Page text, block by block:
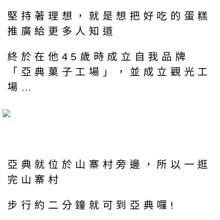
堅持著理想，就是想把好吃的蛋糕
推廣給更多人知道
終於在他45歲時成立自我品牌
「亞典菓子工場」，並成立觀光工
場…
亞典就位於山寨村旁邊，所以一逛
完山寨村
步行約二分鐘就可到亞典囉!